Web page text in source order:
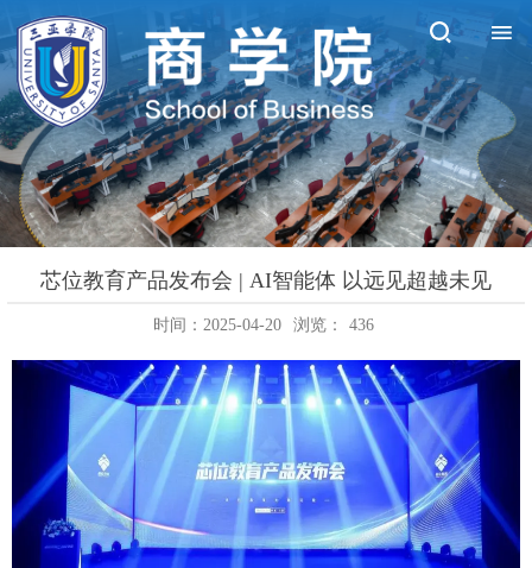
芯位教育产品发布会 | AI智能体 以远见超越未见
时间：2025-04-20 浏览： 436